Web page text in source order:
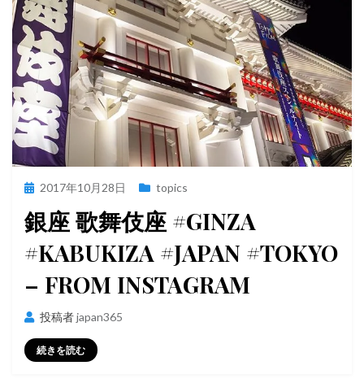
投
日:
2017年10月28日 topics
銀座 歌舞伎座 #GINZA
#KABUKIZA #JAPAN #TOKYO
– FROM INSTAGRAM
投稿者japan365
続きを読む